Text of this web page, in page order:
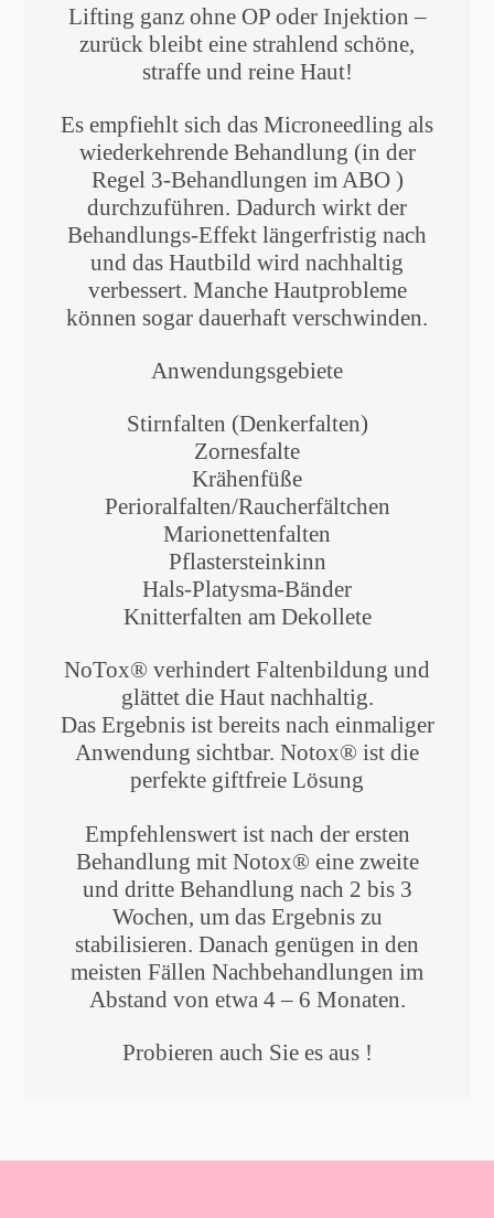
Lifting ganz ohne OP oder Injektion –
zurück bleibt eine strahlend schöne,
straffe und reine Haut!
Es empfiehlt sich das Microneedling als
wiederkehrende Behandlung (in der
Regel 3-Behandlungen im ABO )
durchzuführen. Dadurch wirkt der
Behandlungs-Effekt längerfristig nach
und das Hautbild wird nachhaltig
verbessert. Manche Hautprobleme
können sogar dauerhaft verschwinden.
Anwendungsgebiete
Stirnfalten (Denkerfalten)
Zornesfalte
Krähenfüße
Perioralfalten/Raucherfältchen
Marionettenfalten
Pflastersteinkinn
Hals-Platysma-Bänder
Knitterfalten am Dekollete
​NoTox® verhindert Faltenbildung und
glättet die Haut nachhaltig.
Das Ergebnis ist bereits nach einmaliger
Anwendung sichtbar. Notox® ist die
perfekte giftfreie Lösung
Empfehlenswert ist nach der ersten
Behandlung mit Notox® eine zweite
und dritte Behandlung nach 2 bis 3
Wochen, um das Ergebnis zu
stabilisieren. Danach genügen in den
meisten Fällen Nachbehandlungen im
Abstand von etwa 4 – 6 Monaten.
Probieren auch Sie es aus !